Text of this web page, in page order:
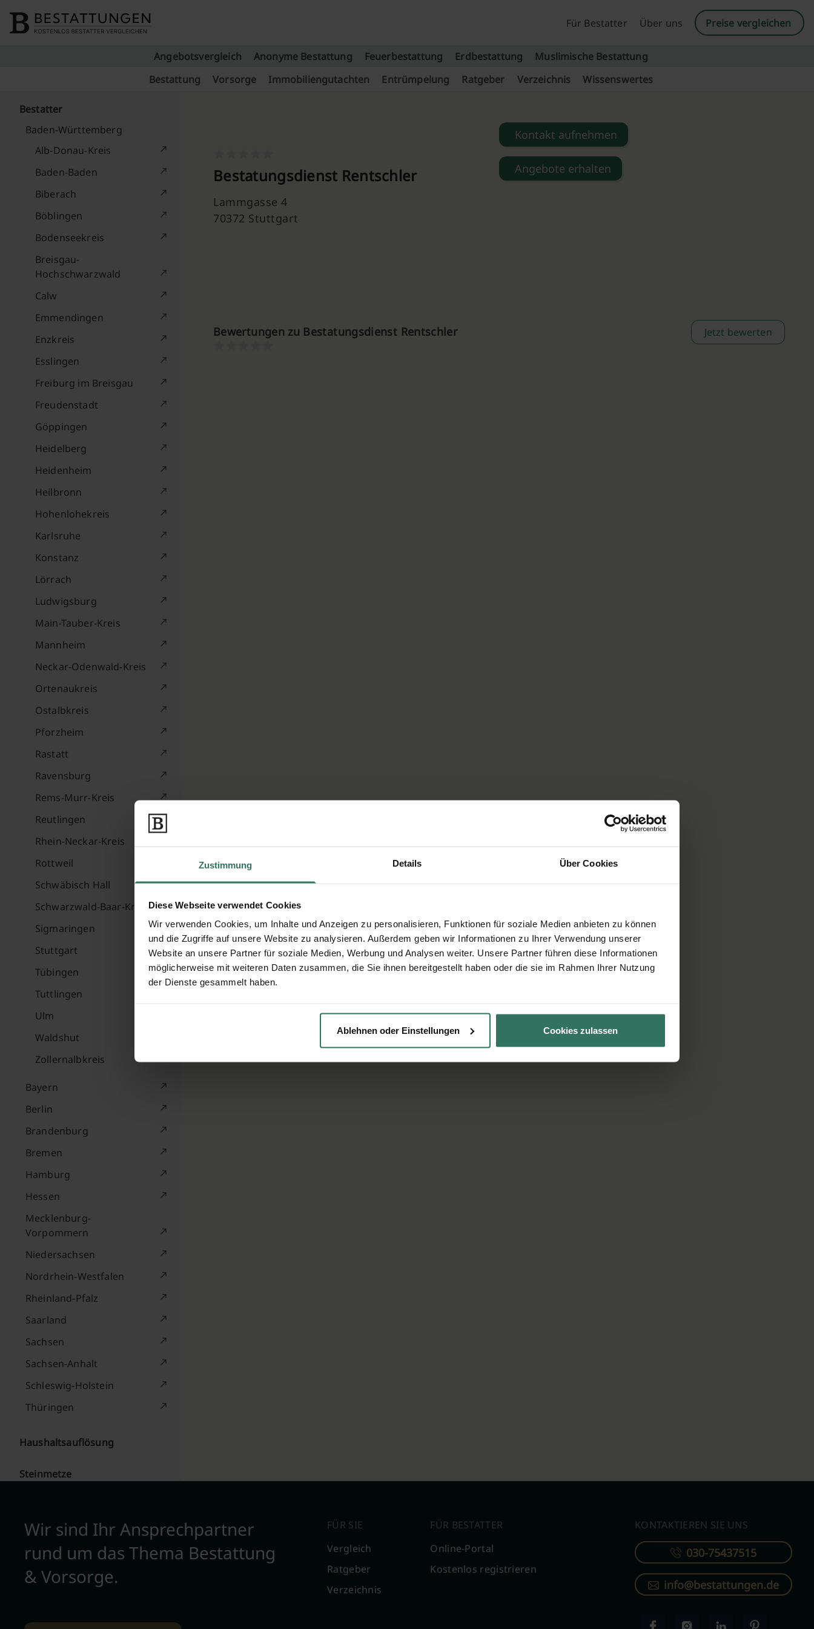
Zustimmung Details Über Cookies
Diese Webseite verwendet Cookies
Wir verwenden Cookies, um Inhalte und Anzeigen zu personalisieren, Funktionen für soziale Medien anbieten zu können
und die Zugriffe auf unsere Website zu analysieren. Außerdem geben wir Informationen zu Ihrer Verwendung unserer
Website an unsere Partner für soziale Medien, Werbung und Analysen weiter. Unsere Partner führen diese Informationen
möglicherweise mit weiteren Daten zusammen, die Sie ihnen bereitgestellt haben oder die sie im Rahmen Ihrer Nutzung
der Dienste gesammelt haben.
Ablehnen oder Einstellungen Cookies zulassen
Für Bestatter
Über uns Preise vergleichen
Angebotsvergleich Anonyme Bestattung Feuerbestattung Erdbestattung
Muslimische Bestattung
Bestattung
Vorsorge Immobiliengutachten Entrümpelung Ratgeber Verzeichnis Wissenswertes
Bestatter
Baden-Württemberg
Alb-Donau-Kreis
Baden-Baden
Biberach
Böblingen
Bodenseekreis
Breisgau-
Hochschwarzwald
Calw
Emmendingen
Enzkreis
Esslingen
Freiburg im Breisgau
Freudenstadt
Göppingen
Heidelberg
Heidenheim
Heilbronn
Hohenlohekreis
Karlsruhe
Konstanz
Lörrach
Ludwigsburg
Main-Tauber-Kreis
Mannheim
Neckar-Odenwald-Kreis
Ortenaukreis
Ostalbkreis
Pforzheim
Rastatt
Ravensburg
Rems-Murr-Kreis
Reutlingen
Rhein-Neckar-Kreis
Rottweil
Schwäbisch Hall
Schwarzwald-Baar-Kreis
Sigmaringen
Stuttgart
Tübingen
Tuttlingen
Ulm
Waldshut
Zollernalbkreis
Bayern
Berlin
Brandenburg
Bremen
Hamburg
Hessen
Mecklenburg-
Vorpommern
Niedersachsen
Nordrhein-Westfalen
Rheinland-Pfalz
Saarland
Sachsen
Sachsen-Anhalt
Schleswig-Holstein
Thüringen
Haushaltsauflösung
Steinmetze
Bestatungsdienst Rentschler
Lammgasse 4
70372 Stuttgart
Kontakt aufnehmen
Angebote erhalten
Bewertungen zu Bestatungsdienst Rentschler Jetzt bewerten
Wir sind Ihr Ansprechpartner
rund um das Thema Bestattung
& Vorsorge.
FÜR SIE
Vergleich
Ratgeber
Verzeichnis
FÜR BESTATTER
Online-Portal
Kostenlos registrieren
KONTAKTIEREN SIE UNS
030-75437515
info@bestattungen.de